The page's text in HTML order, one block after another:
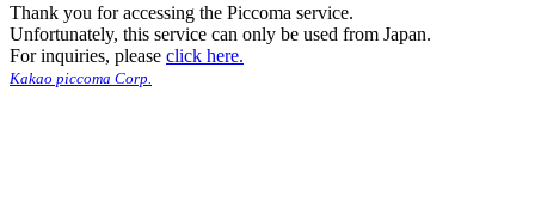
Thank you for accessing the Piccoma service.
Unfortunately, this service can only be used from Japan.
For inquiries, please click here.
Kakao piccoma Corp.